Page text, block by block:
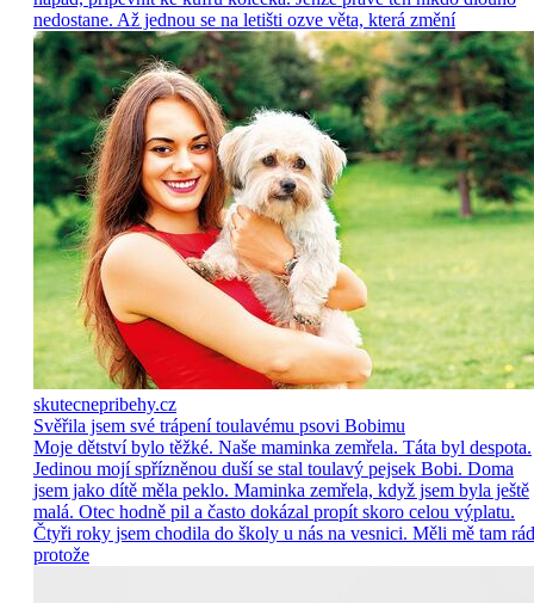
nedostane. Až jednou se na letišti ozve věta, která změní
skutecnepribehy.cz
Svěřila jsem své trápení toulavému psovi Bobimu
Moje dětství bylo těžké. Naše maminka zemřela. Táta byl despota.
Jedinou mojí spřízněnou duší se stal toulavý pejsek Bobi. Doma
jsem jako dítě měla peklo. Maminka zemřela, když jsem byla ještě
malá. Otec hodně pil a často dokázal propít skoro celou výplatu.
Čtyři roky jsem chodila do školy u nás na vesnici. Měli mě tam
protože